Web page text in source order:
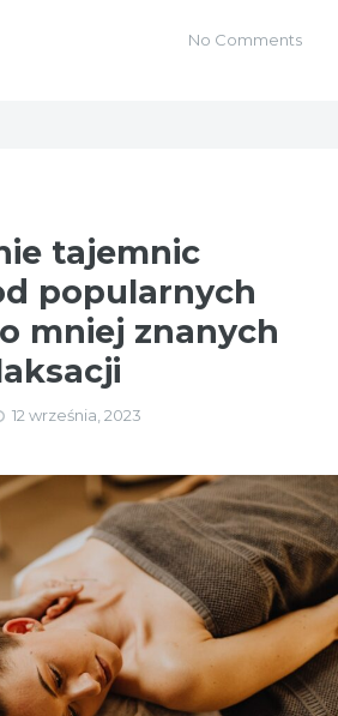
No Comments
tajemnic
popularnych
mniej znanych
12 września, 2023